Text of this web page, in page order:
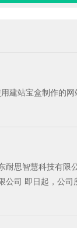
思智慧科技有限